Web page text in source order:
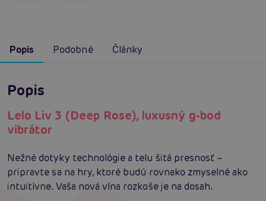
Popis Podobné Články
Popis
Lelo Liv 3 (Deep Rose), luxusný g-bod
vibrátor
Nežné dotyky technológie a telu šitá presnosť –
pripravte sa na hry, ktoré budú rovnako zmyselné ako
intuitívne. Vaša nová vlna rozkoše je na dosah.